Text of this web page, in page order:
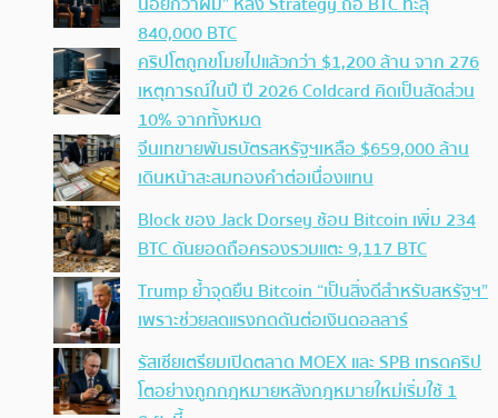
840,000 BTC
คริปโตถูกขโมยไปแล้วกว่า $1,200 ล้าน จาก 276
เหตุการณ์ในปี ปี 2026 Coldcard คิดเป็นสัดส่วน
10% จากทั้งหมด
จีนเทขายพันธบัตรสหรัฐฯเหลือ $659,000 ล้าน
เดินหน้าสะสมทองคำต่อเนื่องแทน
Block ของ Jack Dorsey ช้อน Bitcoin เพิ่ม 234
BTC ดันยอดถือครองรวมแตะ 9,117 BTC
Trump ย้ำจุดยืน Bitcoin “เป็นสิ่งดีสำหรับสหรัฐฯ”
เพราะช่วยลดแรงกดดันต่อเงินดอลลาร์
รัสเซียเตรียมเปิดตลาด MOEX และ SPB เทรดคริป
โตอย่างถูกกฎหมายหลังกฎหมายใหม่เริ่มใช้ 1